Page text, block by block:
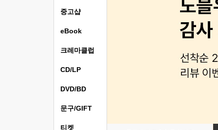
중고샵
eBook
크레마클럽
CD/LP
DVD/BD
문구/GIFT
티켓